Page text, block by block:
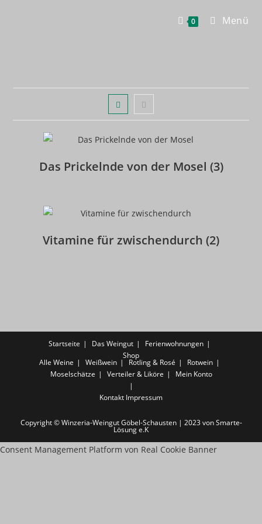
0 Menü
Das Prickelnde von der Mosel (3)
Vitamine für zwischendurch (2)
Startseite Das Weingut
Ferienwohnungen
Shop
Alle Weine Weißwein Rotling & Rosé
Rotwein
Moselschätze
Verteiler & Liköre Mein Konto
Kontakt Impressum
Copyright © Winzeria-Weingut Göbel-Schausten | 2023 von Smarte-
Lösung e.K
Consent Management Platform von Real Cookie Banner